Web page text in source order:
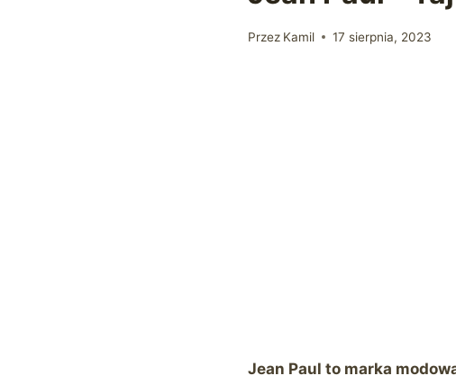
Przez Kamil 17 sierpnia, 2023
Jean Paul to marka